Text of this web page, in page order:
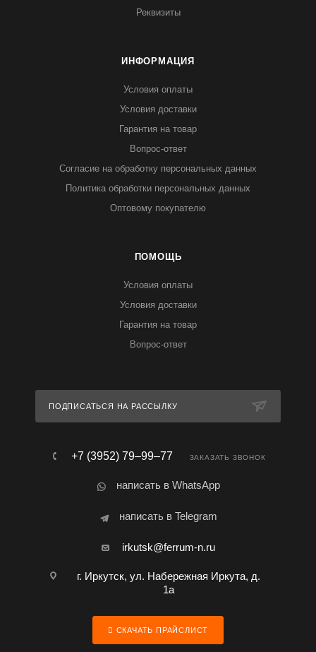
Реквизиты
ИНФОРМАЦИЯ
Условия оплаты
Условия доставки
Гарантия на товар
Вопрос-ответ
Согласие на обработку персональных данных
Политика обработки персональных данных
Оптовому покупателю
ПОМОЩЬ
Условия оплаты
Условия доставки
Гарантия на товар
Вопрос-ответ
ПОДПИСАТЬСЯ НА РАССЫЛКУ
+7 (3952) 79‒99‒77 ЗАКАЗАТЬ ЗВОНОК
написать в WhatsApp
написать в Telegram
irkutsk@ferrum-n.ru
г. Иркутск, ул. Набережная Иркута, д.
1а
СКАЧАТЬ ПРАЙСЛИСТ